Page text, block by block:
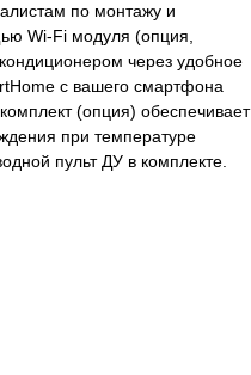
по монтажу и
Wi-Fi модуля (опция,
через удобное
с вашего смартфона
(опция) обеспечивает
при температуре
пульт ДУ в комплекте.